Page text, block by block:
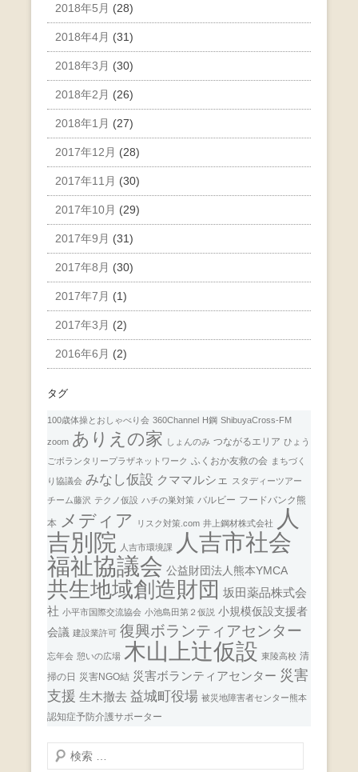
2018年5月 (28)
2018年4月 (31)
2018年3月 (30)
2018年2月 (26)
2018年1月 (27)
2017年12月 (28)
2017年11月 (30)
2017年10月 (29)
2017年9月 (31)
2017年8月 (30)
2017年7月 (1)
2017年3月 (2)
2016年6月 (2)
タグ
100歳体操とおしゃべり会 360Channel H鋼 ShibuyaCross-FM
zoom ありえの家 しょんのみ つながるエリア ひょう
ごボランタリープラザネットワーク ふくおか友救の会 まちづく
り協議会 みなし仮設 クママルシェ
スタディーツアー
チーム藤沢 テクノ仮設 ハチの巣対策 バルビー フードバンク熊
本 メディア リスク対策.com 井上鋼材株式会社
人
吉別院
人吉市環境課
人吉市社会
福祉協議会 公益財団法人熊本YMCA
共生地域創造財団 坂田薬品株式会
社 小平市国際交流協会 小池島田第２仮説 小規模仮設支援者
会議 建設業許可 復興ボランティアセンター
忘年会 憩いの広場 木山上辻仮設 東陵高校 清
掃の日 災害NGO結 災害ボランティアセンター 災害
支援 生木撤去 益城町役場 被災地障害者センター熊本
認知症予防介護サポーター
検